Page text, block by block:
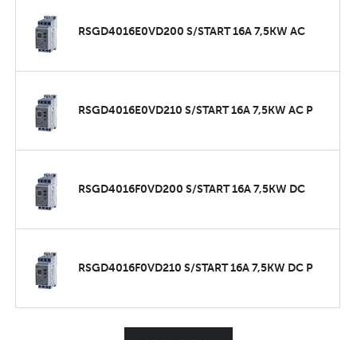
RSGD4016E0VD200 S/START 16A 7,5KW AC
RSGD4016E0VD210 S/START 16A 7,5KW AC P
RSGD4016F0VD200 S/START 16A 7,5KW DC
RSGD4016F0VD210 S/START 16A 7,5KW DC P